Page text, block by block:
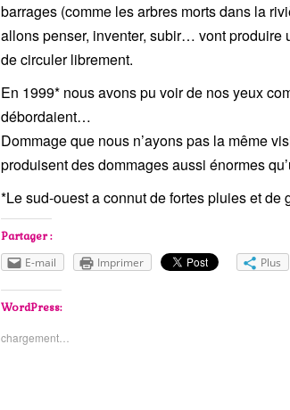
barrages (comme les arbres morts dans la
allons penser, inventer, subir… vont produire
de circuler librement.
En 1999* nous avons pu voir de nos yeux
débordaient…
Dommage que nous n’ayons pas la même
produisent des dommages aussi énormes
*Le sud-ouest a connut de fortes pluies et de
Partager :
E-mail Imprimer Plus
WordPress:
chargement…